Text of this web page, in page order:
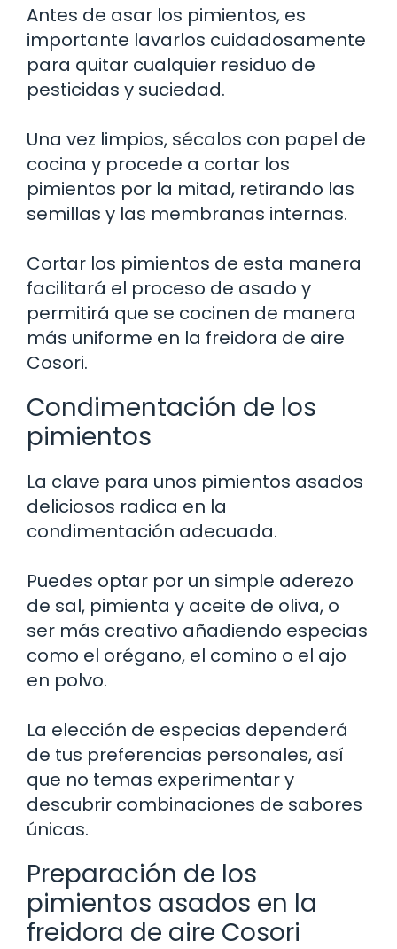
Antes de asar los pimientos, es
importante lavarlos cuidadosamente
para quitar cualquier residuo de
pesticidas y suciedad.
Una vez limpios, sécalos con papel de
cocina y procede a cortar los
pimientos por la mitad, retirando las
semillas y las membranas internas.
Cortar los pimientos de esta manera
facilitará el proceso de asado y
permitirá que se cocinen de manera
más uniforme en la freidora de aire
Cosori.
Condimentación de los
pimientos
La clave para unos pimientos asados
deliciosos radica en la
condimentación adecuada.
Puedes optar por un simple aderezo
de sal, pimienta y aceite de oliva, o
ser más creativo añadiendo especias
como el orégano, el comino o el ajo
en polvo.
La elección de especias dependerá
de tus preferencias personales, así
que no temas experimentar y
descubrir combinaciones de sabores
únicas.
Preparación de los
pimientos asados en la
freidora de aire Cosori